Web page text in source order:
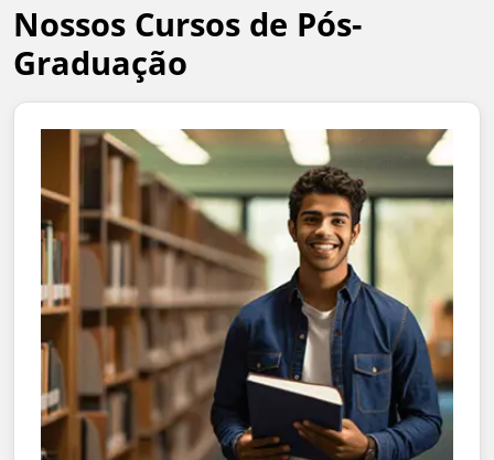
Nossos Cursos de Pós-
Graduação